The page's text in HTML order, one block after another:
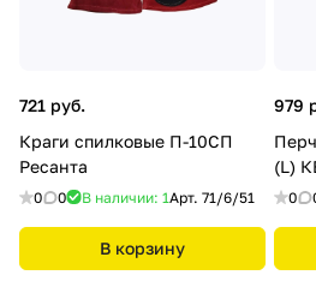
721 руб.
Краги спилковые П-10СП
Ресанта
0 0 В наличии: 1Арт. 71/6/51
В корзину
979
(L)
0